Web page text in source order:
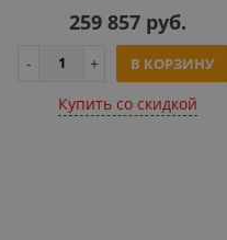
259 857 руб.
В КОРЗИНУ
Купить cо скидкой